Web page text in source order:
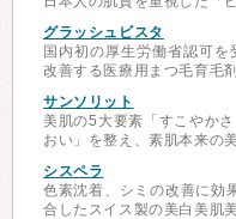
グラッシュビスタ
国内初の厚生労働省認可
改善する医療用まつ毛育毛剤
サンソリット
美肌の5大要素「すこやか
おい」を整え、素肌本来の
シスペラ
色素沈着、シミの改善に効
合したスイス製の美白美肌